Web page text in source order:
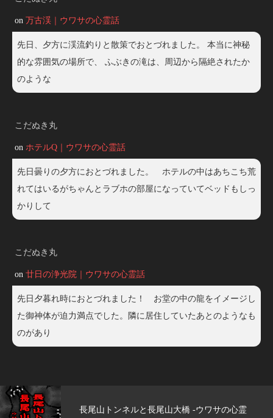
on 万古渓｜ウワサの心霊話
先日、夕方に渓流釣りと散策でおとづれました。 本当に神秘
的な雰囲気の場所で、 ふぶきの滝は、周辺から隔絶されたか
のような
こだぬき丸
on ホテルQ｜ウワサの心霊話
先日曇りの夕方におとづれました。 ホテルの中はあちこち荒
れてはいるがちゃんとラブホの部屋になっていてベッドもしっ
かりして
こだぬき丸
on 廿日の浄光院｜ウワサの心霊話
先日夕暮れ時におとづれました！ お堂の中の龍をイメージし
た御神体が迫力満点でした。隣に居住していたあとのようなも
のがあり
尾山大橋 -ウワサの心霊
玄武洞公園 -ウワ